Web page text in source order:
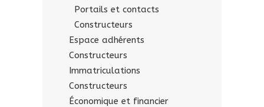
Portails et contacts
Constructeurs
Espace adhérents
Constructeurs
Immatriculations
Constructeurs
Économique et financier